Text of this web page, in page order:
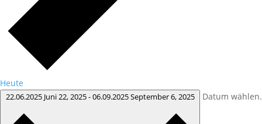
Heute
22.06.2025 Juni 22, 2025-06.09.2025September 6, 2025 Datum wählen.